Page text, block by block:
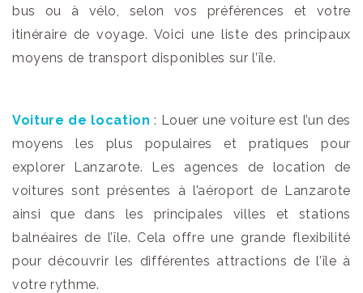
bus ou à vélo, selon vos préférences et votre
itinéraire de voyage. Voici une liste des principaux
moyens de transport disponibles sur l’île.
Voiture de location : Louer une voiture est l’un des
moyens les plus populaires et pratiques pour
explorer Lanzarote. Les agences de location de
voitures sont présentes à l’aéroport de Lanzarote
ainsi que dans les principales villes et stations
balnéaires de l’île. Cela offre une grande flexibilité
pour découvrir les différentes attractions de l’île à
votre rythme.